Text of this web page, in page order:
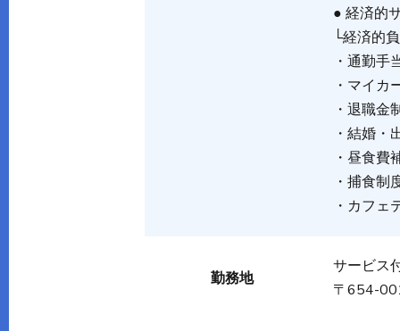
● 経済的
└経済的
・通勤手
・マイカ
・退職金
・結婚・
・昼食費
・捕食制
・カフ
勤務地
サービス
〒654-